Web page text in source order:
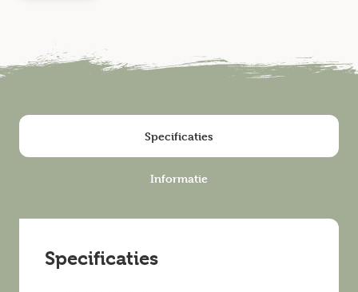
Specificaties
Informatie
Specificaties